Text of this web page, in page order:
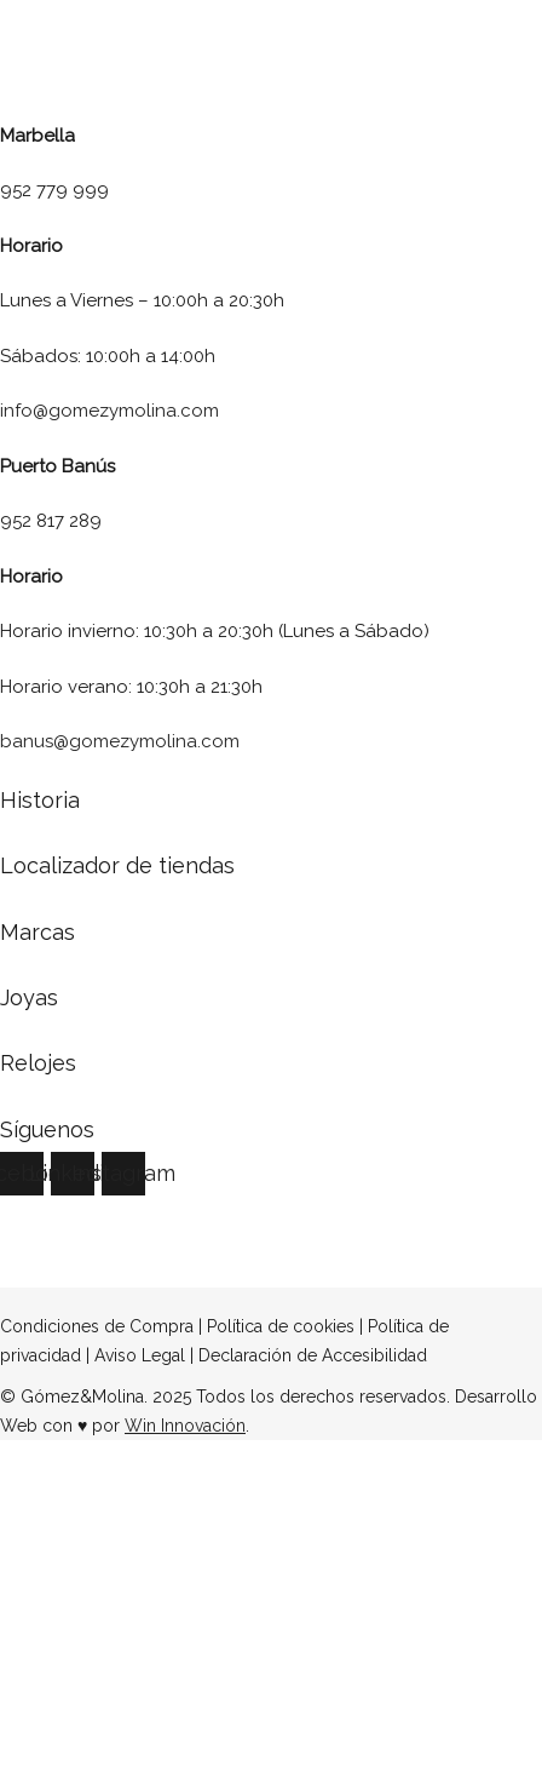
Marbella
952 779 999
Horario
Lunes a Viernes – 10:00h a 20:30h
Sábados: 10:00h a 14:00h
info@gomezymolina.com
Puerto Banús
952 817 289
Horario
Horario invierno: 10:30h a 20:30h (Lunes a Sábado)
Horario verano: 10:30h a 21:30h
banus@gomezymolina.com
Historia
Localizador de tiendas
Marcas
Joyas
Relojes
Síguenos
LinkedinInstagram
Condiciones de Compra Política de cookies
Política de
privacidad
Aviso Legal Declaración de Accesibilidad
© Gómez&Molina. 2025 Todos los derechos reservados. Desarrollo
Web con ♥ por Win Innovación